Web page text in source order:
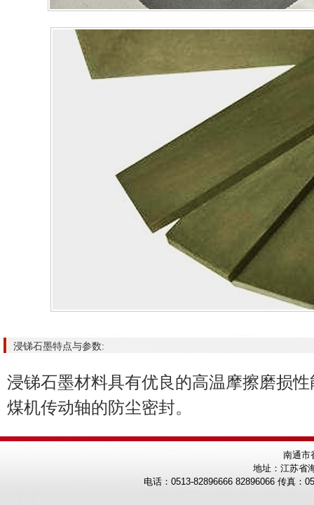
浸锑石墨特点与参数:
浸锑石墨材料具有优良的高温摩擦磨损
煤机传动轴的防尘密封。
南通
地址：江苏省
电话：0513-82896666 82896066 传真：